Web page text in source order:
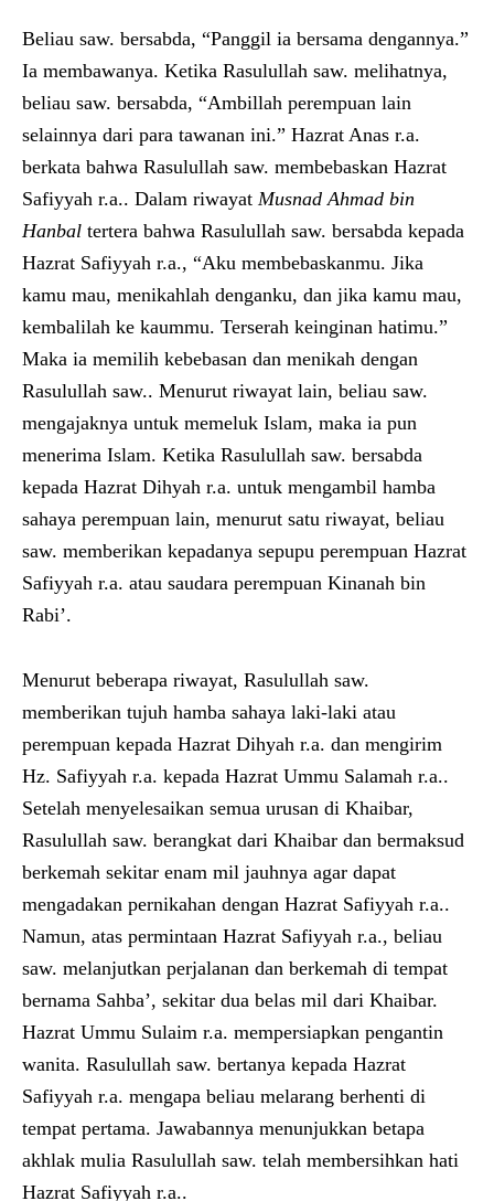
Beliau saw. bersabda, “Panggil ia bersama dengannya.”
Ia membawanya. Ketika Rasulullah saw. melihatnya,
beliau saw. bersabda, “Ambillah perempuan lain
selainnya dari para tawanan ini.” Hazrat Anas r.a.
berkata bahwa Rasulullah saw. membebaskan Hazrat
Safiyyah r.a.. Dalam riwayat Musnad Ahmad bin
Hanbal tertera bahwa Rasulullah saw. bersabda kepada
Hazrat Safiyyah r.a., “Aku membebaskanmu. Jika
kamu mau, menikahlah denganku, dan jika kamu mau,
kembalilah ke kaummu. Terserah keinginan hatimu.”
Maka ia memilih kebebasan dan menikah dengan
Rasulullah saw.. Menurut riwayat lain, beliau saw.
mengajaknya untuk memeluk Islam, maka ia pun
menerima Islam. Ketika Rasulullah saw. bersabda
kepada Hazrat Dihyah r.a. untuk mengambil hamba
sahaya perempuan lain, menurut satu riwayat, beliau
saw. memberikan kepadanya sepupu perempuan Hazrat
Safiyyah r.a. atau saudara perempuan Kinanah bin
Rabi’.
Menurut beberapa riwayat, Rasulullah saw.
memberikan tujuh hamba sahaya laki-laki atau
perempuan kepada Hazrat Dihyah r.a. dan mengirim
Hz. Safiyyah r.a. kepada Hazrat Ummu Salamah r.a..
Setelah menyelesaikan semua urusan di Khaibar,
Rasulullah saw. berangkat dari Khaibar dan bermaksud
berkemah sekitar enam mil jauhnya agar dapat
mengadakan pernikahan dengan Hazrat Safiyyah r.a..
Namun, atas permintaan Hazrat Safiyyah r.a., beliau
saw. melanjutkan perjalanan dan berkemah di tempat
bernama Sahba’, sekitar dua belas mil dari Khaibar.
Hazrat Ummu Sulaim r.a. mempersiapkan pengantin
wanita. Rasulullah saw. bertanya kepada Hazrat
Safiyyah r.a. mengapa beliau melarang berhenti di
tempat pertama. Jawabannya menunjukkan betapa
akhlak mulia Rasulullah saw. telah membersihkan hati
Hazrat Safiyyah r.a..